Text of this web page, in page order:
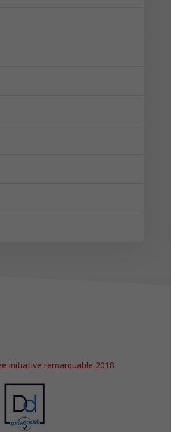
initiative remarquable 2018